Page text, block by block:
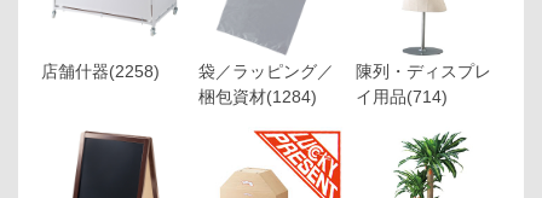
店舗什器(2258)
袋／ラッピング／
梱包資材(1284)
陳列・ディスプレ
イ用品(714)